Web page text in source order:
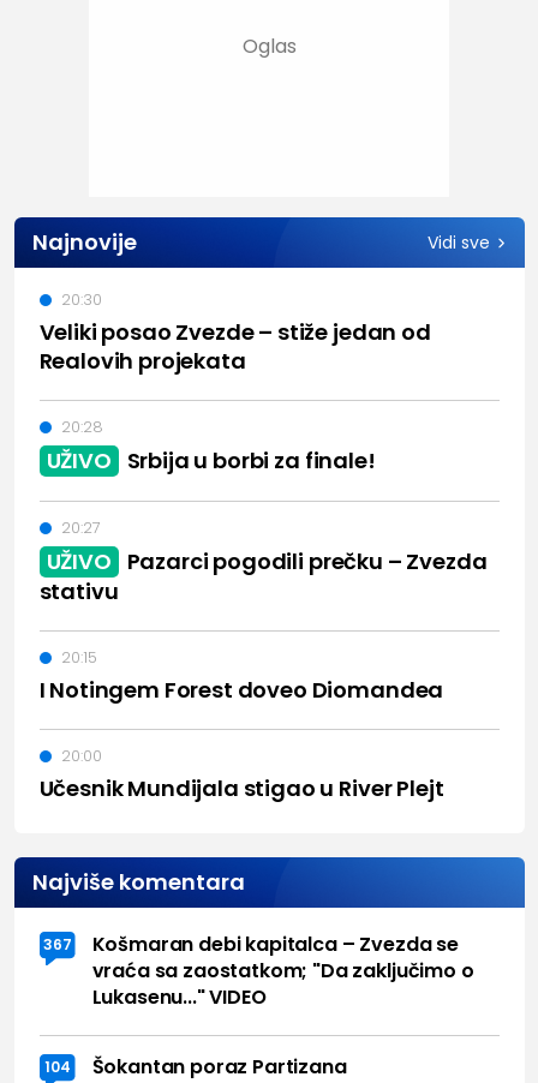
Najnovije Vidi sve
Veliki posao Zvezde – stiže jedan od
Realovih projekata
20:30
UŽIVO Srbija u borbi za finale!
20:28
UŽIVO Pazarci pogodili prečku – Zvezda
stativu
20:27
I Notingem Forest doveo Diomandea
20:15
Učesnik Mundijala stigao u River Plejt
20:00
Najviše komentara
367
Košmaran debi kapitalca – Zvezda se
vraća sa zaostatkom; "Da zaključimo o
Lukasenu..." VIDEO
104 Šokantan poraz Partizana